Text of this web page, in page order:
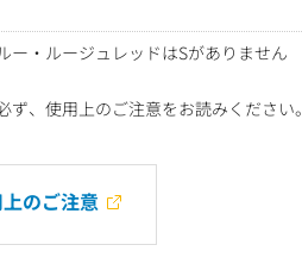
ー・ルージュレッドはSがありません
、使用上のご注意をお読みください。
のご注意